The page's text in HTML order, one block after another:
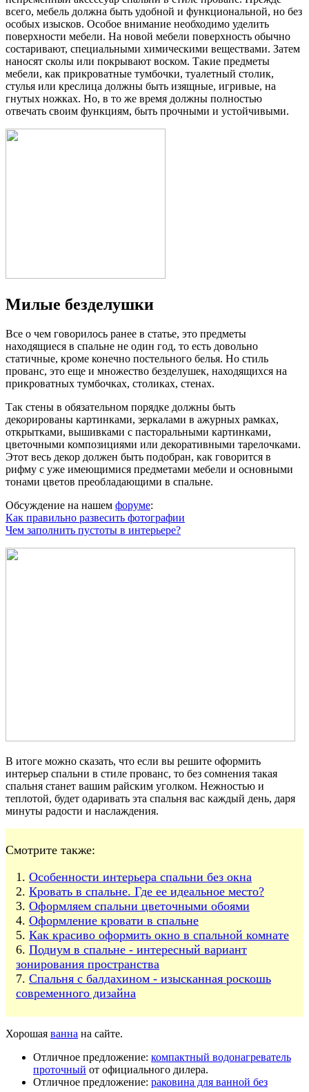
всего, мебель должна быть удобной и функциональной, но без
особых изысков. Особое внимание необходимо уделить
поверхности мебели. На новой мебели поверхность обычно
состаривают, специальными химическими веществами. Затем
наносят сколы или покрывают воском. Такие предметы
мебели, как прикроватные тумбочки, туалетный столик,
стулья или креслица должны быть изящные, игривые, на
гнутых ножках. Но, в то же время должны полностью
отвечать своим функциям, быть прочными и устойчивыми.
Милые безделушки
Все о чем говорилось ранее в статье, это предметы
находящиеся в спальне не один год, то есть довольно
статичные, кроме конечно постельного белья. Но стиль
прованс, это еще и множество безделушек, находящихся на
прикроватных тумбочках, столиках, стенах.
Так стены в обязательном порядке должны быть
декорированы картинками, зеркалами в ажурных рамках,
открытками, вышивками с пасторальными картинками,
цветочными композициями или декоративными тарелочками.
Этот весь декор должен быть подобран, как говорится в
рифму с уже имеющимися предметами мебели и основными
тонами цветов преобладающими в спальне.
Обсуждение на нашем форуме:
Как правильно развесить фотографии
Чем заполнить пустоты в интерьере?
В итоге можно сказать, что если вы решите оформить
интерьер спальни в стиле прованс, то без сомнения такая
спальня станет вашим райским уголком. Нежностью и
теплотой, будет одаривать эта спальня вас каждый день, даря
минуты радости и наслаждения.
Смотрите также:
Особенности интерьера спальни без окна
Кровать в спальне. Где ее идеальное место?
Оформляем спальни цветочными обоями
Оформление кровати в спальне
Как красиво оформить окно в спальной комнате
Подиум в спальне - интересный вариант
зонирования пространства
Спальня с балдахином - изысканная роскошь
современного дизайна
Хорошая ванна на сайте.
Отличное предложение: компактный водонагреватель
проточный от официального дилера.
Отличное предложение: раковина для ванной без